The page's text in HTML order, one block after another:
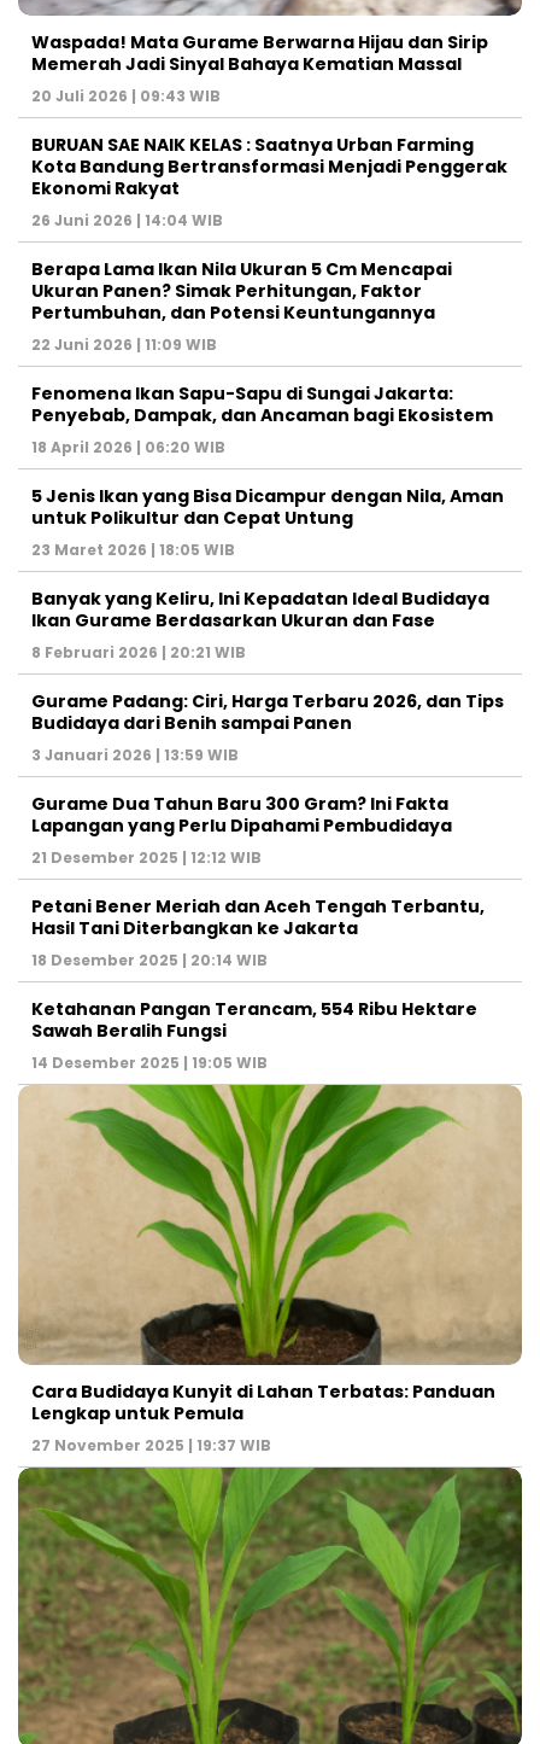
Waspada! Mata Gurame Berwarna Hijau dan Sirip
Memerah Jadi Sinyal Bahaya Kematian Massal
20 Juli 2026 | 09:43 WIB
BURUAN SAE NAIK KELAS : Saatnya Urban Farming
Kota Bandung Bertransformasi Menjadi Penggerak
Ekonomi Rakyat
26 Juni 2026 | 14:04 WIB
Berapa Lama Ikan Nila Ukuran 5 Cm Mencapai
Ukuran Panen? Simak Perhitungan, Faktor
Pertumbuhan, dan Potensi Keuntungannya
22 Juni 2026 | 11:09 WIB
Fenomena Ikan Sapu-Sapu di Sungai Jakarta:
Penyebab, Dampak, dan Ancaman bagi Ekosistem
18 April 2026 | 06:20 WIB
5 Jenis Ikan yang Bisa Dicampur dengan Nila, Aman
untuk Polikultur dan Cepat Untung
23 Maret 2026 | 18:05 WIB
Banyak yang Keliru, Ini Kepadatan Ideal Budidaya
Ikan Gurame Berdasarkan Ukuran dan Fase
8 Februari 2026 | 20:21 WIB
Gurame Padang: Ciri, Harga Terbaru 2026, dan Tips
Budidaya dari Benih sampai Panen
3 Januari 2026 | 13:59 WIB
Gurame Dua Tahun Baru 300 Gram? Ini Fakta
Lapangan yang Perlu Dipahami Pembudidaya
21 Desember 2025 | 12:12 WIB
Petani Bener Meriah dan Aceh Tengah Terbantu,
Hasil Tani Diterbangkan ke Jakarta
18 Desember 2025 | 20:14 WIB
Ketahanan Pangan Terancam, 554 Ribu Hektare
Sawah Beralih Fungsi
14 Desember 2025 | 19:05 WIB
Cara Budidaya Kunyit di Lahan Terbatas: Panduan
Lengkap untuk Pemula
27 November 2025 | 19:37 WIB